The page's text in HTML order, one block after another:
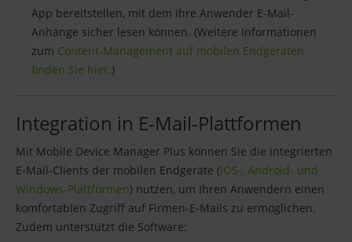
App bereitstellen, mit dem Ihre Anwender E-Mail-
Anhänge sicher lesen können. (Weitere Informationen
zum Content-Management auf mobilen Endgeräten
finden Sie hier.)
Integration in E-Mail-Plattformen
Mit Mobile Device Manager Plus können Sie die integrierten
E-Mail-Clients der mobilen Endgeräte (iOS-, Android- und
Windows-Plattformen) nutzen, um Ihren Anwendern einen
komfortablen Zugriff auf Firmen-E-Mails zu ermöglichen.
Zudem unterstützt die Software: